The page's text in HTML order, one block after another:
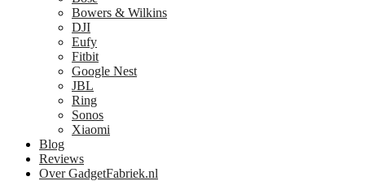
Bowers & Wilkins
DJI
Eufy
Fitbit
Google Nest
JBL
Ring
Sonos
Xiaomi
Blog
Reviews
Over GadgetFabriek.nl